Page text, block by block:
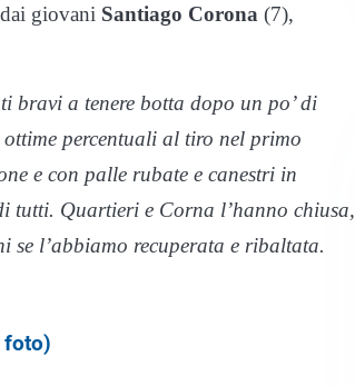
giovani Santiago Corona (7),
bravi a tenere botta dopo un po’ di
percentuali al tiro nel primo
e con palle rubate e canestri in
tutti. Quartieri e Corna l’hanno chiusa,
se l’abbiamo recuperata e ribaltata.
foto)